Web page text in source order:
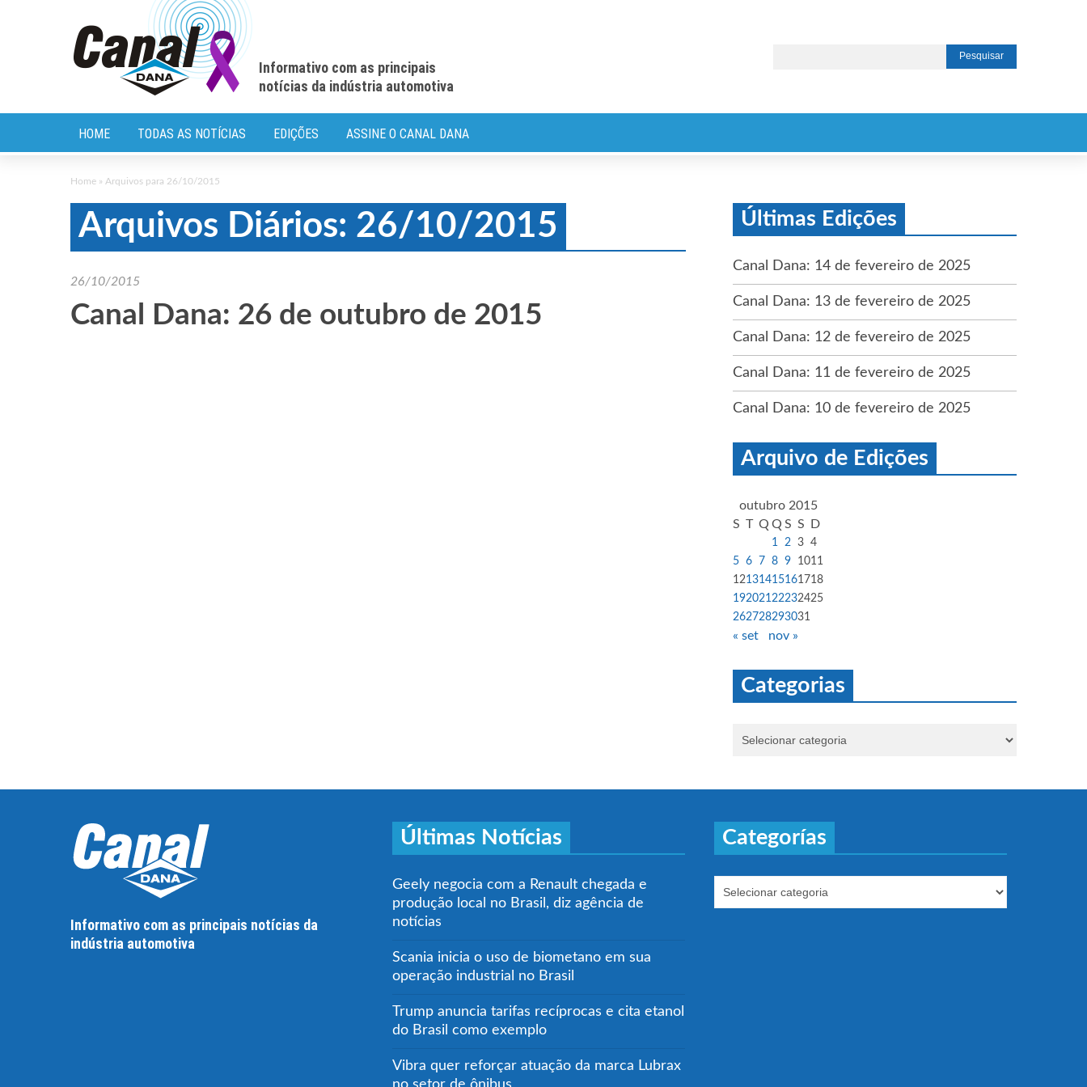
Informativo com as principais
notícias da indústria automotiva
HOME TODAS AS NOTÍCIAS EDIÇÕES ASSINE O CANAL DANA
Home » Arquivos para 26/10/2015
Arquivos Diários: 26/10/2015
26/10/2015
Canal Dana: 26 de outubro de 2015
Últimas Edições
Canal Dana: 14 de fevereiro de 2025
Canal Dana: 13 de fevereiro de 2025
Canal Dana: 12 de fevereiro de 2025
Canal Dana: 11 de fevereiro de 2025
Canal Dana: 10 de fevereiro de 2025
Arquivo de Edições
outubro 2015
S T Q Q S S D
1 2 3 4
5 6 7 8 9 1011
12131415161718
19202122232425
262728293031
« set nov »
Categorias
Informativo com as principais notícias da
indústria automotiva
Últimas Notícias
Geely negocia com a Renault chegada e
produção local no Brasil, diz agência de
notícias
Scania inicia o uso de biometano em sua
operação industrial no Brasil
Trump anuncia tarifas recíprocas e cita etanol
do Brasil como exemplo
Vibra quer reforçar atuação da marca Lubrax
Categorías